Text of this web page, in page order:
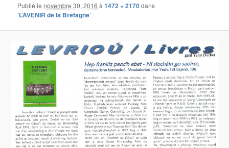
Publié lenovembre 30, 2016 à1472 × 2170dans
‘L’AVENIR de la Bretagne’